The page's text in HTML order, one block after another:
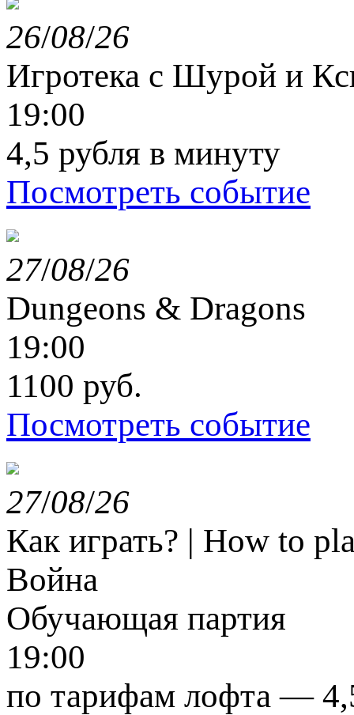
26/08/26
Игротека с Шурой и
19:00
4,5 рубля в минуту
Посмотреть событие
27/08/26
Dungeons & Dragons
19:00
1100 руб.
Посмотреть событие
27/08/26
Как играть? | How to
Война
Обучающая партия
19:00
по тарифам лофта —